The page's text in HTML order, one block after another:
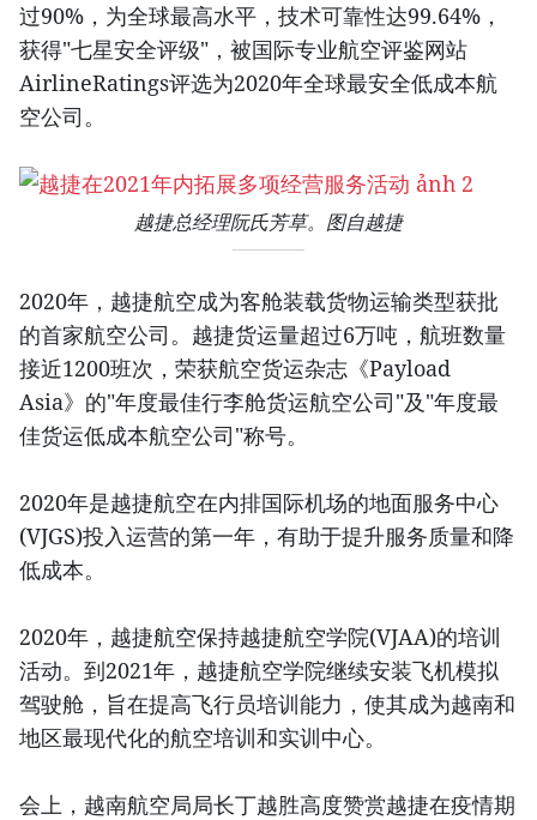
过90%，为全球最高水平，技术可靠性达99.64%，
获得"七星安全评级"，被国际专业航空评鉴网站
AirlineRatings评选为2020年全球最安全低成本航
空公司。
越捷总经理阮氏芳草。图自越捷
2020年，越捷航空成为客舱装载货物运输类型获批
的首家航空公司。越捷货运量超过6万吨，航班数量
接近1200班次，荣获航空货运杂志《Payload
Asia》的"年度最佳行李舱货运航空公司"及"年度最
佳货运低成本航空公司"称号。
2020年是越捷航空在内排国际机场的地面服务中心
(VJGS)投入运营的第一年，有助于提升服务质量和降
低成本。
2020年，越捷航空保持越捷航空学院(VJAA)的培训
活动。到2021年，越捷航空学院继续安装飞机模拟
驾驶舱，旨在提高飞行员培训能力，使其成为越南和
地区最现代化的航空培训和实训中心。
会上，越南航空局局长丁越胜高度赞赏越捷在疫情期